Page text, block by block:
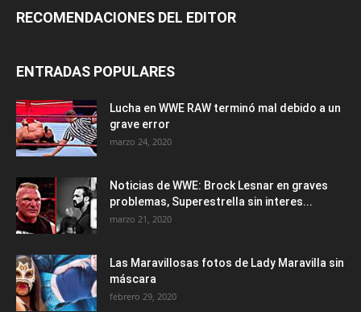
RECOMENDACIONES DEL EDITOR
ENTRADAS POPULARES
Lucha en WWE RAW terminó mal debido a un
grave error
marzo 24, 2020
Noticias de WWE: Brock Lesnar en graves
problemas, Superestrella sin interes...
marzo 21, 2020
Las Maravillosas fotos de Lady Maravilla sin
máscara
febrero 29, 2020